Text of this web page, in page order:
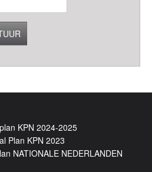
KPN 2024-2025
Plan KPN 2023
NATIONALE NEDERLANDEN